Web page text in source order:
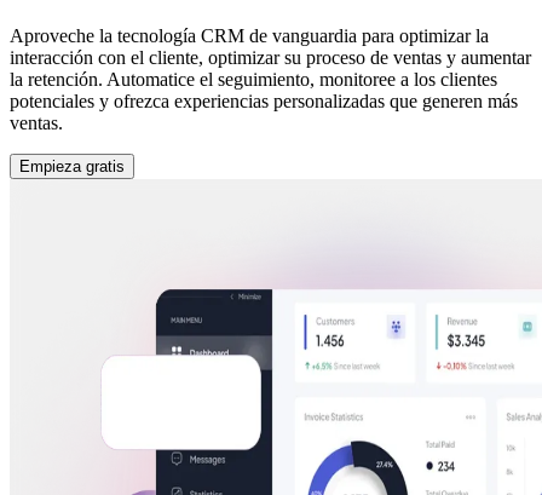
Aproveche la tecnología CRM de vanguardia para optimizar la
interacción con el cliente, optimizar su proceso de ventas y aumentar
la retención. Automatice el seguimiento, monitoree a los clientes
potenciales y ofrezca experiencias personalizadas que generen más
ventas.
Empieza gratis